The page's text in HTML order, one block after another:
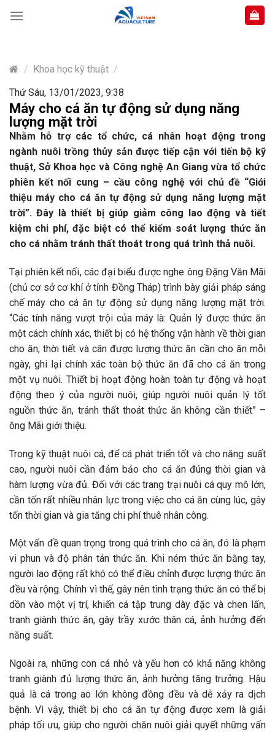
content
/ Khoa học kỹ thuật /
Thứ Sáu, 13/01/2023, 9:38
Máy cho cá ăn tự động sử dụng năng
lượng mặt trời
Nhằm hỗ trợ các tổ chức, cá nhân hoạt động trong
ngành nuôi trồng thủy sản được tiếp cận với tiến bộ kỹ
thuật, Sở Khoa học và Công nghệ An Giang vừa tổ chức
phiên kết nối cung – cầu công nghệ với chủ đề “Giới
thiệu máy cho cá ăn tự động sử dụng năng lượng mặt
trời”. Đây là thiết bị giúp giảm công lao động và tiết
kiệm chi phí, đặc biệt có thể kiểm soát lượng thức ăn
cho cá nhằm tránh thất thoát trong quá trình thả nuôi.
Tại phiên kết nối, các đại biểu được nghe ông Đặng Văn Mãi
(chủ cơ sở cơ khí ở tỉnh Đồng Tháp) trình bày giải pháp sáng
chế máy cho cá ăn tự động sử dụng năng lượng mặt trời.
“Các tính năng vượt trội của máy là: Quản lý được thức ăn
một cách chính xác, thiết bị có hệ thống vận hành về thời gian
cho ăn, thời tiết và cân được lượng thức ăn cần cho ăn mỗi
ngày, ghi lại chính xác toàn bộ thức ăn đã cho cá ăn trong
một vụ nuôi. Thiết bị hoạt động hoàn toàn tự động và hoạt
động theo ý của người nuôi, giúp người nuôi quản lý tốt
nguồn thức ăn, tránh thất thoát thức ăn không cần thiết” –
ông Mãi giới thiệu.
Trong kỹ thuật nuôi cá, để cá phát triển tốt và cho năng suất
cao, người nuôi cần đảm bảo cho cá ăn đúng thời gian và
hàm lượng vừa đủ. Đối với các trang trại nuôi cá quy mô lớn,
cần tốn rất nhiều nhân lực trong việc cho cá ăn cùng lúc, gây
tốn thời gian và gia tăng chi phí thuê nhân công.
Một vấn đề quan trọng trong quá trình cho cá ăn, đó là phạm
vi phun và độ phân tán thức ăn. Khi ném thức ăn bằng tay,
người lao động rất khó có thể điều chỉnh được lượng thức ăn
đều và rộng. Chính vì thế, gây nên tình trạng thức ăn có thể bị
dồn vào một vị trí, khiến cá tập trung dày đặc và chen lấn,
tranh giành thức ăn, gây trầy xước thân cá, ảnh hưởng đến
năng suất.
Ngoài ra, những con cá nhỏ và yếu hơn có khả năng không
tranh giành đủ lượng thức ăn, ảnh hưởng tăng trưởng. Hậu
quả là cá trong ao lớn không đồng đều và dễ xảy ra dịch
bệnh. Vì vậy, thiết bị cho cá ăn tự động được xem là giải
pháp tối ưu, giúp cho người chăn nuôi giải quyết những vấn